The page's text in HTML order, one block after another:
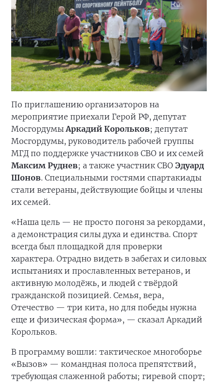
По приглашению организаторов на
мероприятие приехали Герой РФ, депутат
МосгордумыАркадий Корольков; депутат
Мосгордумы, руководитель рабочей группы
МГД по поддержке участников СВО и их семей
Максим Руднев; а также участник СВО Эдуард
Шонов. Специальными гостями спартакиады
стали ветераны, действующие бойцы и члены
их семей.
«Наша цель — не просто погоня за рекордами,
а демонстрация силы духа и единства. Спорт
всегда был площадкой для проверки
характера. Отрадно видеть в забегах и силовых
испытаниях и прославленных ветеранов, и
активную молодёжь, и людей с твёрдой
гражданской позицией. Семья, вера,
Отечество — три кита, но для победы нужна
еще и физическая форма», — сказал Аркадий
Корольков.
В программу вошли: тактическое многоборье
«Вызов» — командная полоса препятствий,
требующая слаженной работы; гиревой спорт;